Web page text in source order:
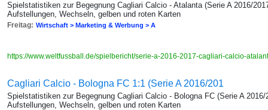
Spielstatistiken zur Begegnung Cagliari Calcio - Atalanta (Serie A 2016/
Aufstellungen, Wechseln, gelben und roten Karten
Freitag: Wirtschaft > Marketing & Werbung > A
https://www.weltfussball.de/spielbericht/serie-a-2016-2017-cagliari-calcio-
Cagliari Calcio - Bologna FC 1:1 (Serie A 2016/201
Spielstatistiken zur Begegnung Cagliari Calcio - Bologna FC (Serie A
Aufstellungen, Wechseln, gelben und roten Karten